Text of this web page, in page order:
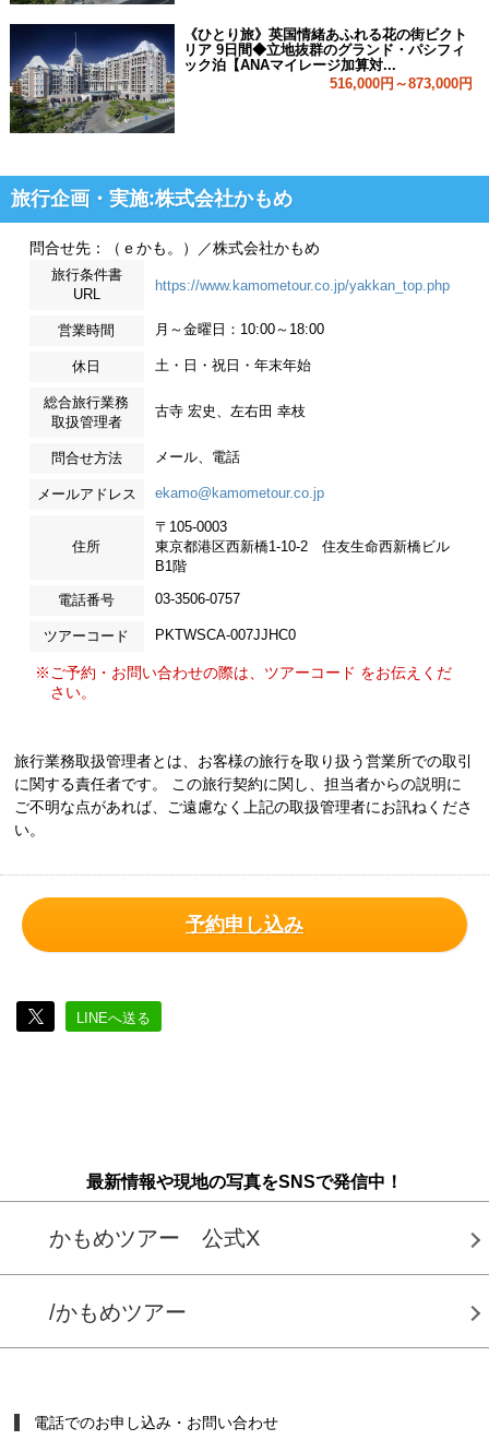
《ひとり旅》英国情緒あふれる花の街ビクト
リア 9日間◆立地抜群のグランド・パシフィ
ック泊【ANAマイレージ加算対...
516,000円～873,000円
旅行企画・実施:株式会社かもめ
問合せ先：（ｅかも。）／株式会社かもめ
旅行条件書
URL
https://www.kamometour.co.jp/yakkan_top.php
営業時間 月～金曜日：10:00～18:00
休日 土・日・祝日・年末年始
総合旅行業務
取扱管理者
古寺 宏史、左右田 幸枝
問合せ方法 メール、電話
メールアドレス ekamo@kamometour.co.jp
住所
〒105-0003
東京都港区西新橋1-10-2 住友生命西新橋ビル
B1階
電話番号 03-3506-0757
ツアーコード PKTWSCA-007JJHC0
※ご予約・お問い合わせの際は、ツアーコード をお伝えくだ
さい。
旅行業務取扱管理者とは、お客様の旅行を取り扱う営業所での取引
に関する責任者です。 この旅行契約に関し、担当者からの説明に
ご不明な点があれば、ご遠慮なく上記の取扱管理者にお訊ねくださ
い。
予約申し込み
LINEへ送る
最新情報や現地の写真をSNSで発信中！
かもめツアー 公式X
/かもめツアー
電話でのお申し込み・お問い合わせ